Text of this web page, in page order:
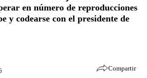
en número de reproducciones
y codearse con el presidente de
Compartir